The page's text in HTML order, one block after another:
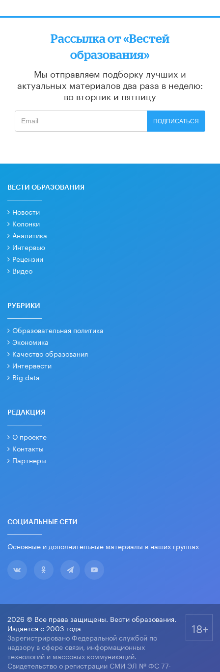
Рассылка от «Вестей
образования»
Мы отправляем подборку лучших и
актуальных материалов два раза в неделю:
во вторник и пятницу
ПОДПИСАТЬСЯ
ВЕСТИ ОБРАЗОВАНИЯ
Новости
Колонки
Аналитика
Интервью
Рецензии
Видео
РУБРИКИ
Образовательная политика
Экономика
Качество образования
Интервести
Big data
РЕДАКЦИЯ
О проекте
Контакты
Партнеры
СОЦИАЛЬНЫЕ СЕТИ
Основные и дополнительные материалы в наших группах
2026 © Все права защищены. Вести образования.
Издается с 2003 года
Зарегистрировано Федеральной службой по
надзору в сфере связи, информационных
технологий и массовых коммуникаций.
Свидетельство о регистрации СМИ ЭЛ № ФС 77-
18+